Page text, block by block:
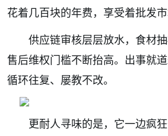
花着几百块的年费，享受着批发市
供应链审核层层放水，食材抽
售后维权门槛不断抬高。出事就道
循环往复、屡教不改。
更耐人寻味的是，它一边疯狂